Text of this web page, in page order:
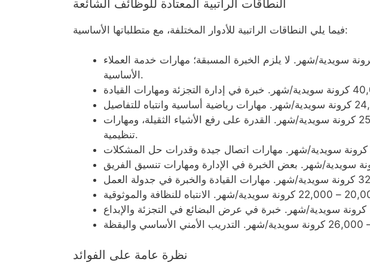
النطاقات الراتبية المعتادة للوظائف الشائعة
فيما يلي النطاقات الراتبية للأدوار المختلفة، مع متطلباتها الأساسية:
– 25,000 كرونة سويدية/شهر. لا يلزم الخبرة المسبقة؛ مهارات خدمة العملاء
الأساسية.
: 22,000 – 25,000 كرونة سويدية/شهر. القدرة على رفع الأشياء الثقيلة، ومهارات
تنظيمية.
نظرة عامة على الفوائد